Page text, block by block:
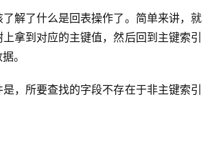
解了什么是回表操作了。简单来讲，就
拿到对应的主键值，然后回到主键索引
。
，所要查找的字段不存在于非主键索引